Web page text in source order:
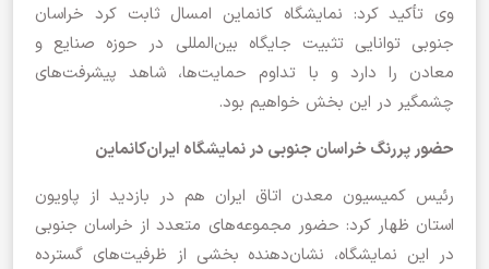
وی تأکید کرد: نمایشگاه کانماین امسال ثابت کرد خراسان
جنوبی توانایی تثبیت جایگاه بین‌المللی در حوزه صنایع و
معادن را دارد و با تداوم حمایت‌ها، شاهد پیشرفت‌های
چشمگیر در این بخش خواهیم بود.
حضور پررنگ خراسان جنوبی در نمایشگاه ایران‌کانماین
رئیس کمیسیون معدن اتاق ایران هم در بازدید از پاویون
استان ظهار کرد: حضور مجموعه‌های متعدد از خراسان جنوبی
در این نمایشگاه، نشان‌دهنده بخشی از ظرفیت‌های گسترده